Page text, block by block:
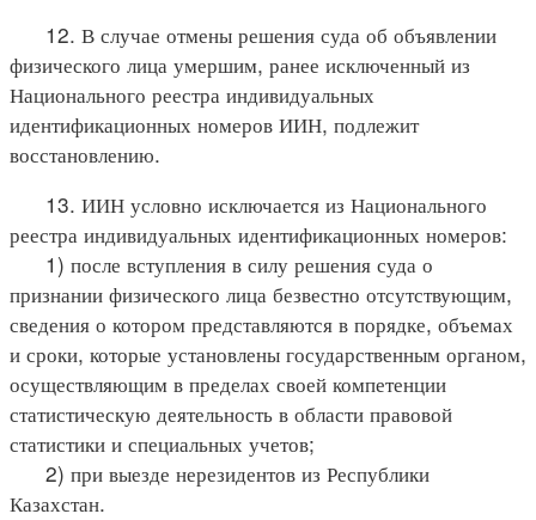
12. В случае отмены решения суда об объявлении
физического лица умершим, ранее исключенный из
Национального реестра индивидуальных
идентификационных номеров ИИН, подлежит
восстановлению.
13. ИИН условно исключается из Национального
реестра индивидуальных идентификационных номеров:
1) после вступления в силу решения суда о
признании физического лица безвестно отсутствующим,
сведения о котором представляются в порядке, объемах
и сроки, которые установлены государственным органом,
осуществляющим в пределах своей компетенции
статистическую деятельность в области правовой
статистики и специальных учетов;
2) при выезде нерезидентов из Республики
Казахстан.